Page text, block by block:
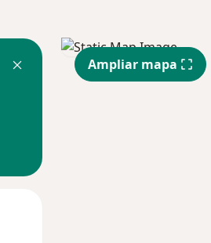
Ampliar mapa